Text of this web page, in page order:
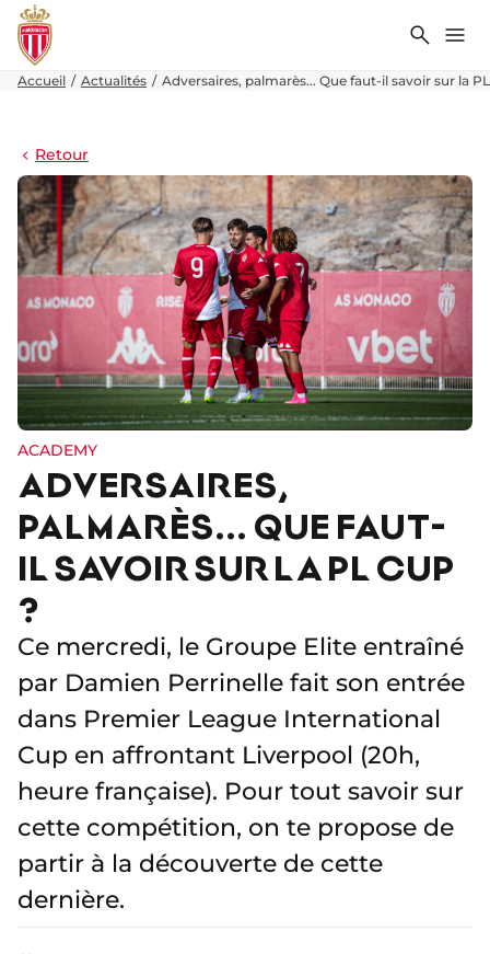
Accueil Actualités Adversaires, palmarès... Que faut-il savoir sur la
Retour
ACADEMY
ADVERSAIRES,
PALMARÈS... QUE FAUT-
IL SAVOIR SUR LA PL CUP
?
Ce mercredi, le Groupe Elite entraîné
par Damien Perrinelle fait son entrée
dans Premier League International
Cup en affrontant Liverpool (20h,
heure française). Pour tout savoir sur
cette compétition, on te propose de
partir à la découverte de cette
dernière.